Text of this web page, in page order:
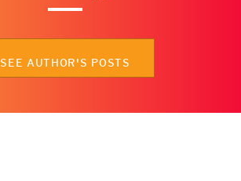
SEE AUTHOR'S POSTS